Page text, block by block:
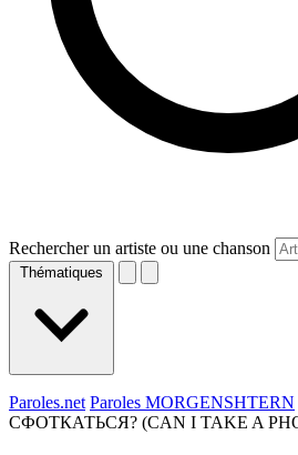
Rechercher un artiste ou une chanson
Thématiques
Paroles.net Paroles MORGENSHTERN
СФОТКАТЬСЯ? (CAN I TAKE A